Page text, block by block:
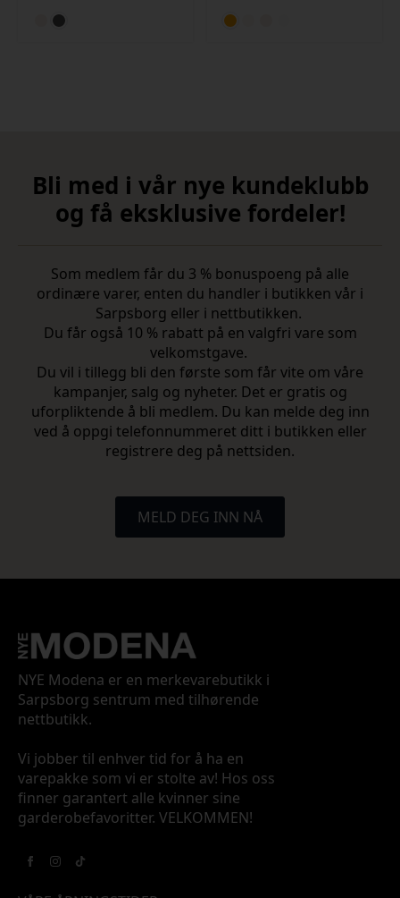
Bli med i vår nye kundeklubb
og få eksklusive fordeler!
Som medlem får du 3 % bonuspoeng på alle
ordinære varer, enten du handler i butikken vår i
Sarpsborg eller i nettbutikken.
Du får også 10 % rabatt på en valgfri vare som
velkomstgave.
Du vil i tillegg bli den første som får vite om våre
kampanjer, salg og nyheter. Det er gratis og
uforpliktende å bli medlem. Du kan melde deg inn
ved å oppgi telefonnummeret ditt i butikken eller
registrere deg på nettsiden.
MELD DEG INN NÅ
NYE Modena er en merkevarebutikk i
Sarpsborg sentrum med tilhørende
nettbutikk.
Vi jobber til enhver tid for å ha en
varepakke som vi er stolte av! Hos oss
finner garantert alle kvinner sine
garderobefavoritter. VELKOMMEN!